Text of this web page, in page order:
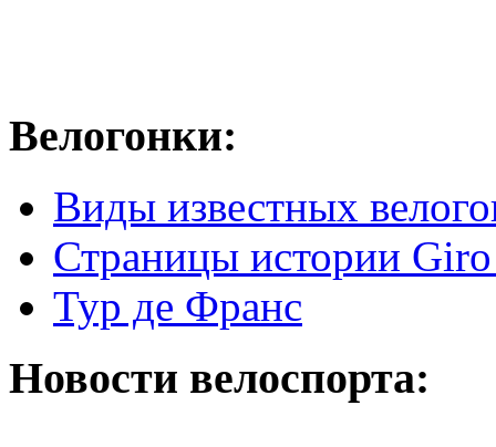
Велогонки:
Виды известных
Страницы истории
Тур де Франс
Новости велоспорта: